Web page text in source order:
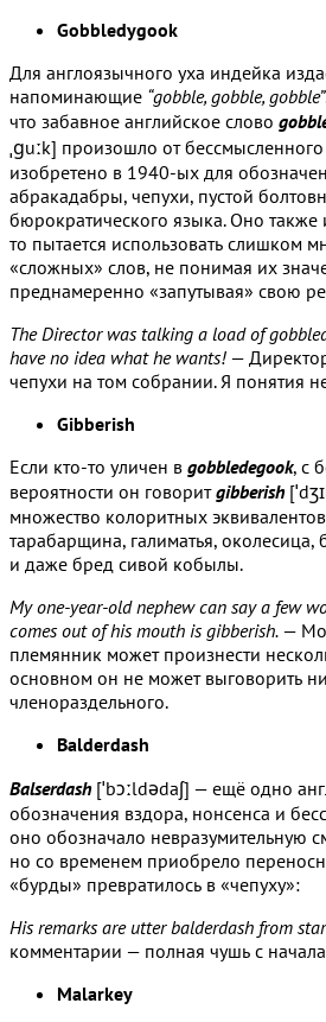
Gobbledygook
Для англоязычного уха индейка
напоминающие “gobble, gobble, gobble”
что забавное английское слово
ˌɡuːk] произошло от
изобретено в 1940-ых для
абракадабры, чепухи, пустой
бюрократического языка. Оно также
то пытается использовать слишком
«сложных» слов, не понимая их
преднамеренно «запутывая» свою
The Director was talking a load of
have no idea what he wants! —
чепухи на том собрании. Я понятия
Gibberish
Если кто-то уличен в gobbledegook, с
вероятности он говоритgibberish
множество колоритных
тарабарщина, галиматья,
и даже бред сивой кобылы.
My one-year-old nephew can say a few
comes out of his mouth is gibberish. —
племянник может произнести
основном он не может выговорить
членораздельного.
Balderdash
Balserdash[ˈbɔːldədaʃ] — ещё одно
обозначения вздора, нонсенса и
оно обозначало невразумительную
но со временем приобрело
«бурды» превратилось в «чепуху»:
His remarks are utter balderdash from
комментарии — полная чушь с
Malarkey